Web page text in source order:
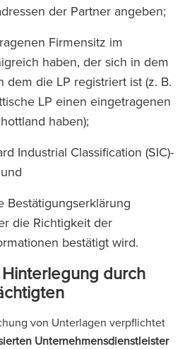
der Partner angeben;
Firmensitz im
haben, der sich in dem
dem die LP registriert ist (z. B.
LP einen eingetragenen
haben);
Industrial Classification (SIC)-
Bestätigungserklärung
die Richtigkeit der
bestätigt wird.
durch
von Unterlagen verpflichtet
Unternehmensdienstleister